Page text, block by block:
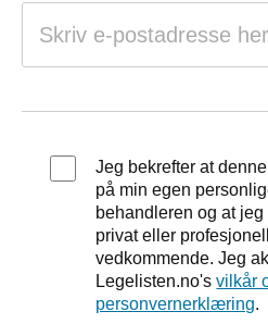
Jeg bekrefter at
på min egen
behandleren og at
privat eller
vedkommende. Jeg
Legelisten.no'svilkår
personvernerklæring.